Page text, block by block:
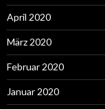
April 2020
März 2020
Februar 2020
Januar 2020